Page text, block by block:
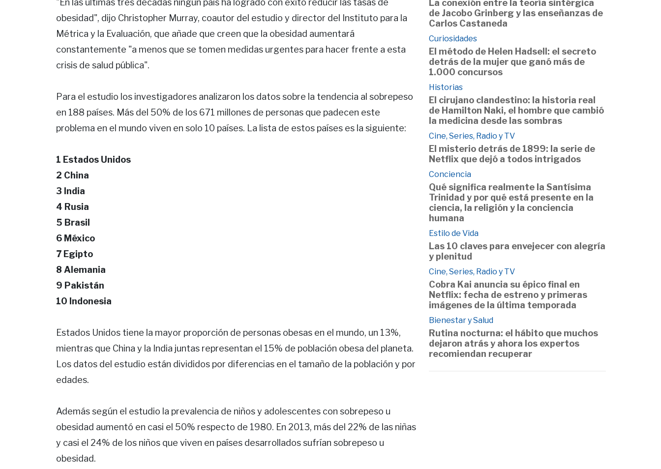
"En las últimas tres décadas ningún país ha logrado con éxito reducir las tasas de
obesidad", dijo Christopher Murray, coautor del estudio y director del Instituto para la
Métrica y la Evaluación, que añade que creen que la obesidad aumentará
constantemente "a menos que se tomen medidas urgentes para hacer frente a esta
crisis de salud pública".
Para el estudio los investigadores analizaron los datos sobre la tendencia al sobrepeso
en 188 países. Más del 50% de los 671 millones de personas que padecen este
problema en el mundo viven en solo 10 países. La lista de estos países es la siguiente:
1 Estados Unidos
2 China
3 India
4 Rusia
5 Brasil
6 México
7 Egipto
8 Alemania
9 Pakistán
10 Indonesia
Estados Unidos tiene la mayor proporción de personas obesas en el mundo, un 13%,
mientras que China y la India juntas representan el 15% de población obesa del planeta.
Los datos del estudio están divididos por diferencias en el tamaño de la población y por
edades.
Además según el estudio la prevalencia de niños y adolescentes con sobrepeso u
obesidad aumentó en casi el 50% respecto de 1980. En 2013, más del 22% de las niñas
y casi el 24% de los niños que viven en países desarrollados sufrían sobrepeso u
obesidad.
La conexión entre la teoría sintérgica
de Jacobo Grinberg y las enseñanzas de
Carlos Castaneda
Curiosidades
El método de Helen Hadsell: el secreto
detrás de la mujer que ganó más de
1.000 concursos
Historias
El cirujano clandestino: la historia real
de Hamilton Naki, el hombre que cambió
la medicina desde las sombras
Cine, Series, Radio y TV
El misterio detrás de 1899: la serie de
Netflix que dejó a todos intrigados
Conciencia
Qué significa realmente la Santísima
Trinidad y por qué está presente en la
ciencia, la religión y la conciencia
humana
Estilo de Vida
Las 10 claves para envejecer con alegría
y plenitud
Cine, Series, Radio y TV
Cobra Kai anuncia su épico final en
Netflix: fecha de estreno y primeras
imágenes de la última temporada
Bienestar y Salud
Rutina nocturna: el hábito que muchos
dejaron atrás y ahora los expertos
recomiendan recuperar